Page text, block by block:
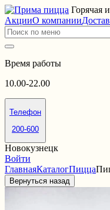
Горячая
АкцииО компании
Время работы
10.00-22.00
Телефон
200-600
Новокузнецк
Войти
ГлавнаяКаталогПицца
Вернуться назад